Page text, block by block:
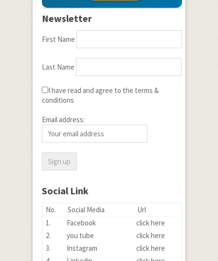
Newsletter
First Name
Last Name
I have read and agree to the terms &
conditions
Email address:
Social Link
No. Social Media
Url
1.
Facebook
click here
2.
you tube
click here
3.
Instagram
click here